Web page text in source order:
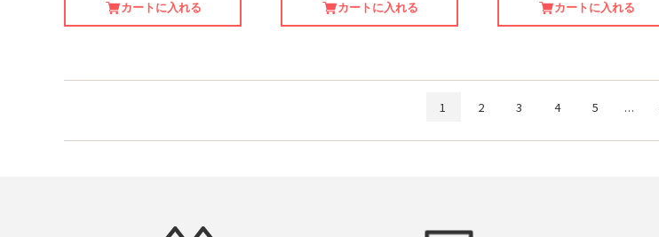
カートに入れる カートに入れる カートに入れる
1 2 3 4 5 ...